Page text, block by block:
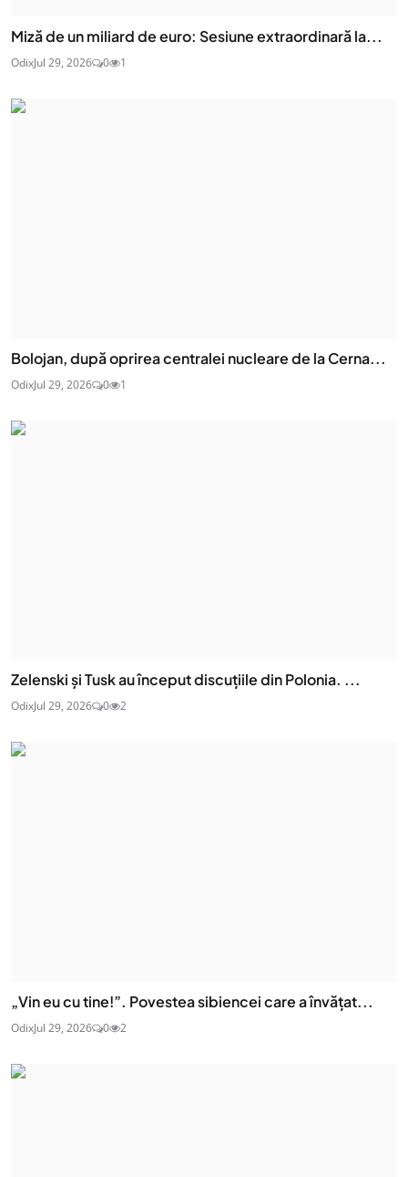
Miză de un miliard de euro: Sesiune extraordinară la...
OdixJul 29, 2026 0 1
Bolojan, după oprirea centralei nucleare de la Cerna...
OdixJul 29, 2026 0 1
Zelenski și Tusk au început discuțiile din Polonia. ...
OdixJul 29, 2026 0 2
„Vin eu cu tine!”. Povestea sibiencei care a învățat...
OdixJul 29, 2026 0 2